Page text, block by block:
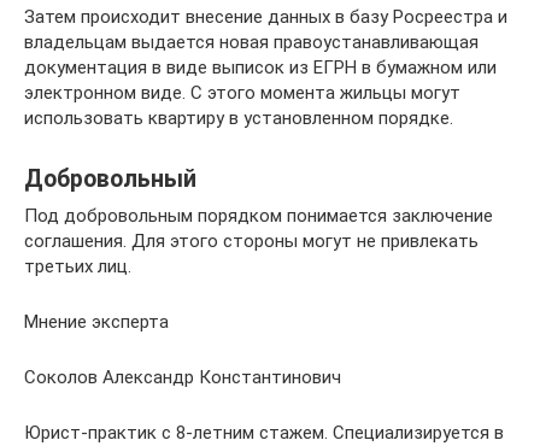
Затем происходит внесение данных в базу Росреестра и
владельцам выдается новая правоустанавливающая
документация в виде выписок из ЕГРН в бумажном или
электронном виде. С этого момента жильцы могут
использовать квартиру в установленном порядке.
Добровольный
Под добровольным порядком понимается заключение
соглашения. Для этого стороны могут не привлекать
третьих лиц.
Мнение эксперта
Соколов Александр Константинович
Юрист-практик с 8-летним стажем. Специализируется в